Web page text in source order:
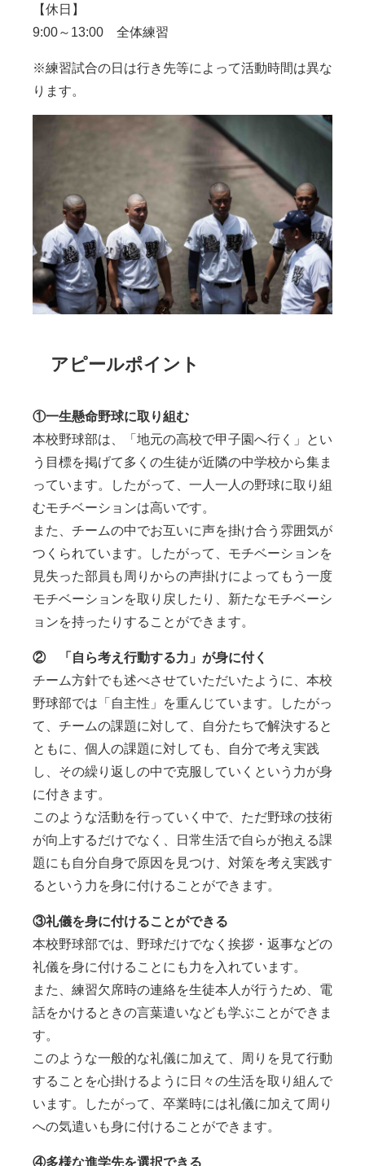
【休日】
9:00～13:00 全体練習
※練習試合の日は行き先等によって活動時間は異な
ります。
アピールポイント
①一生懸命野球に取り組む
本校野球部は、「地元の高校で甲子園へ行く」とい
う目標を掲げて多くの生徒が近隣の中学校から集ま
っています。したがって、一人一人の野球に取り組
むモチベーションは高いです。
また、チームの中でお互いに声を掛け合う雰囲気が
つくられています。したがって、モチベーションを
見失った部員も周りからの声掛けによってもう一度
モチベーションを取り戻したり、新たなモチベーシ
ョンを持ったりすることができます。
② 「自ら考え行動する力」が身に付く
チーム方針でも述べさせていただいたように、本校
野球部では「自主性」を重んじています。したがっ
て、チームの課題に対して、自分たちで解決すると
ともに、個人の課題に対しても、自分で考え実践
し、その繰り返しの中で克服していくという力が身
に付きます。
このような活動を行っていく中で、ただ野球の技術
が向上するだけでなく、日常生活で自らが抱える課
題にも自分自身で原因を見つけ、対策を考え実践す
るという力を身に付けることができます。
③礼儀を身に付けることができる
本校野球部では、野球だけでなく挨拶・返事などの
礼儀を身に付けることにも力を入れています。
また、練習欠席時の連絡を生徒本人が行うため、電
話をかけるときの言葉遣いなども学ぶことができま
す。
このような一般的な礼儀に加えて、周りを見て行動
することを心掛けるように日々の生活を取り組んで
います。したがって、卒業時には礼儀に加えて周り
への気遣いも身に付けることができます。
④多様な進学先を選択できる